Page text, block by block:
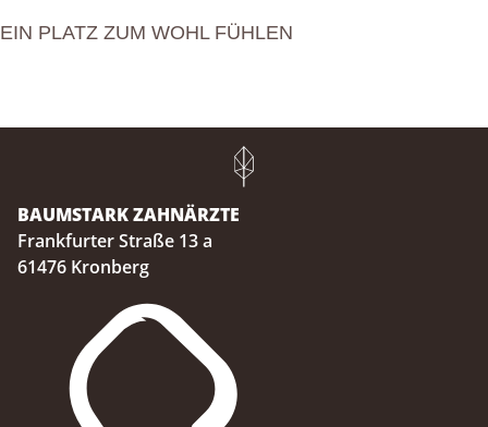
EIN PLATZ ZUM WOHL FÜHLEN
BAUMSTARK ZAHNÄRZTE
Frankfurter Straße 13 a
61476 Kronberg